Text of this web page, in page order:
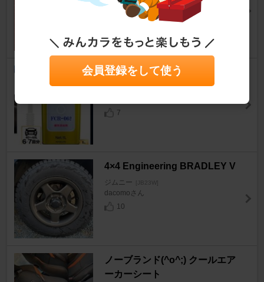
come-back-サガチンさん
AZ FCR-062
ジムニー
7
4×4 Engineering BRADLEY V
ジムニー [JB23W]
dacomoさん
10
ノーブランド(^o^;) クールエア
ーカーシート
会員登録をして使う